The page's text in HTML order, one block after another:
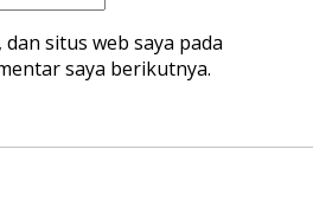
situs web saya pada
saya berikutnya.